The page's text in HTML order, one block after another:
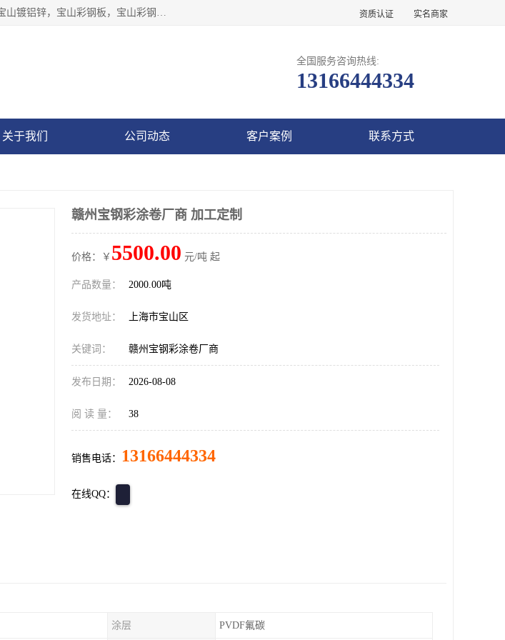
上海轩本实业有限公司于2017年注册地位于上海市宝山区，主要经营产品有：宝山彩钢卷，宝山镀铝锌，宝山彩钢板，宝山彩钢瓦等产品的生产和销售。 资质认证 实名商家
全国服务咨询热线:
13166444334
关于我们 公司动态 客户案例 联系方式
赣州宝钢彩涂卷厂商 加工定制
价格：￥ 5500.00 元/吨 起
产品数量： 2000.00吨
发货地址： 上海市宝山区
关键词： 赣州宝钢彩涂卷厂商
发布日期： 2026-08-08
阅 读 量： 38
销售电话： 13166444334
在线QQ：
涂层 PVDF氟碳